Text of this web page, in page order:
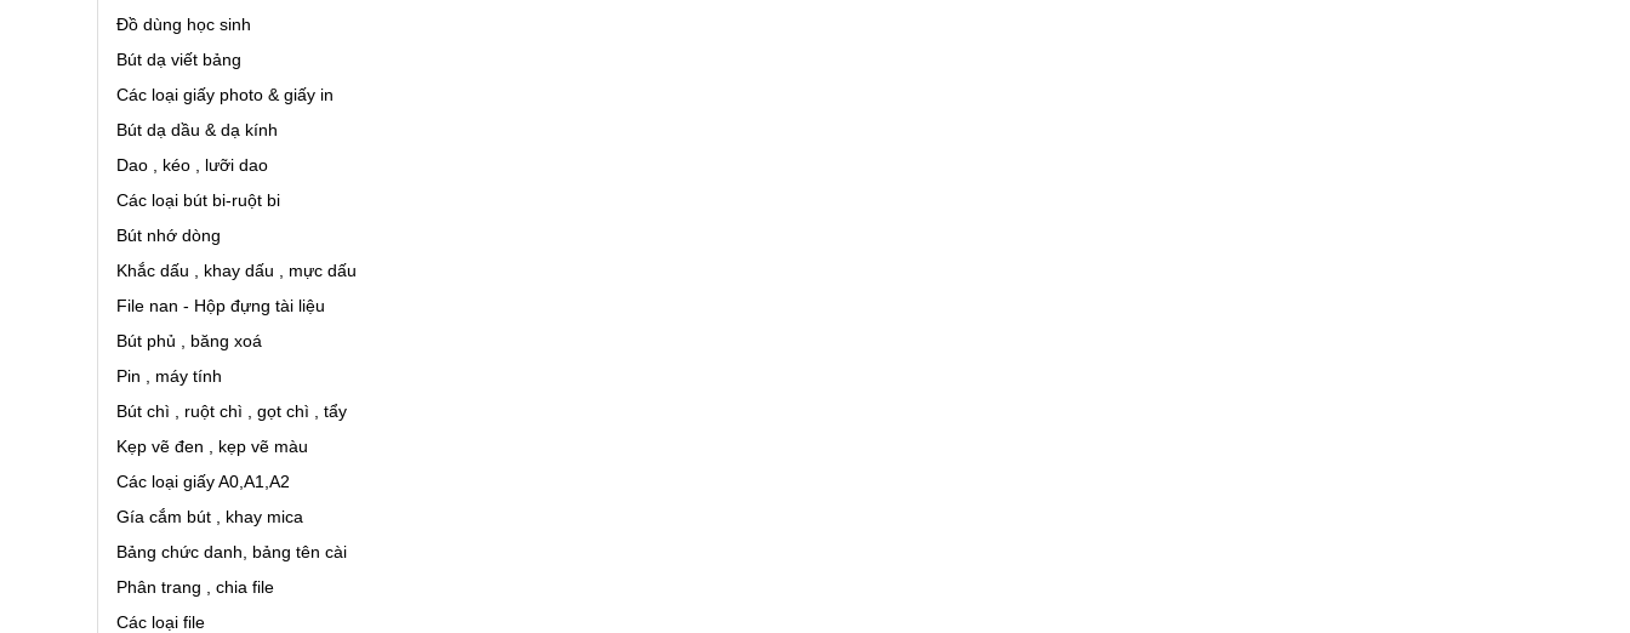
Đồ dùng học sinh
Bút dạ viết bảng
Các loại giấy photo & giấy in
Bút dạ dầu & dạ kính
Dao , kéo , lưỡi dao
Các loại bút bi-ruột bi
Bút nhớ dòng
Khắc dấu , khay dấu , mực dấu
File nan - Hộp đựng tài liệu
Bút phủ , băng xoá
Pin , máy tính
Bút chì , ruột chì , gọt chì , tẩy
Kẹp vẽ đen , kẹp vẽ màu
Các loại giấy A0,A1,A2
Gía cắm bút , khay mica
Bảng chức danh, bảng tên cài
Phân trang , chia file
Các loại file